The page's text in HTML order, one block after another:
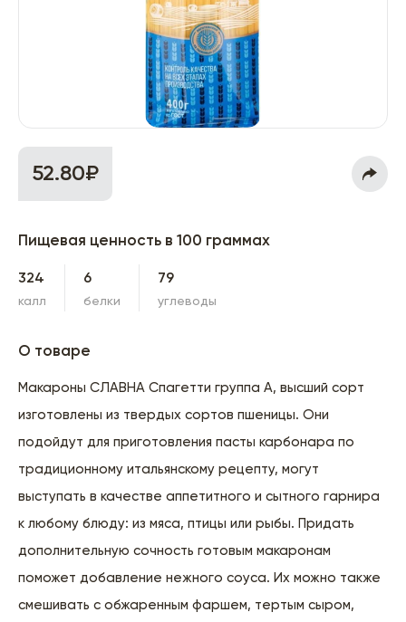
52.80₽
Пищевая ценность в 100 граммах
324
калл
6
белки
79
углеводы
О товаре
Макароны СЛАВНА Спагетти группа А, высший сорт
изготовлены из твердых сортов пшеницы. Они
подойдут для приготовления пасты карбонара по
традиционному итальянскому рецепту, могут
выступать в качестве аппетитного и сытного гарнира
к любому блюду: из мяса, птицы или рыбы. Придать
дополнительную сочность готовым макаронам
поможет добавление нежного соуса. Их можно также
смешивать с обжаренным фаршем, тертым сыром,